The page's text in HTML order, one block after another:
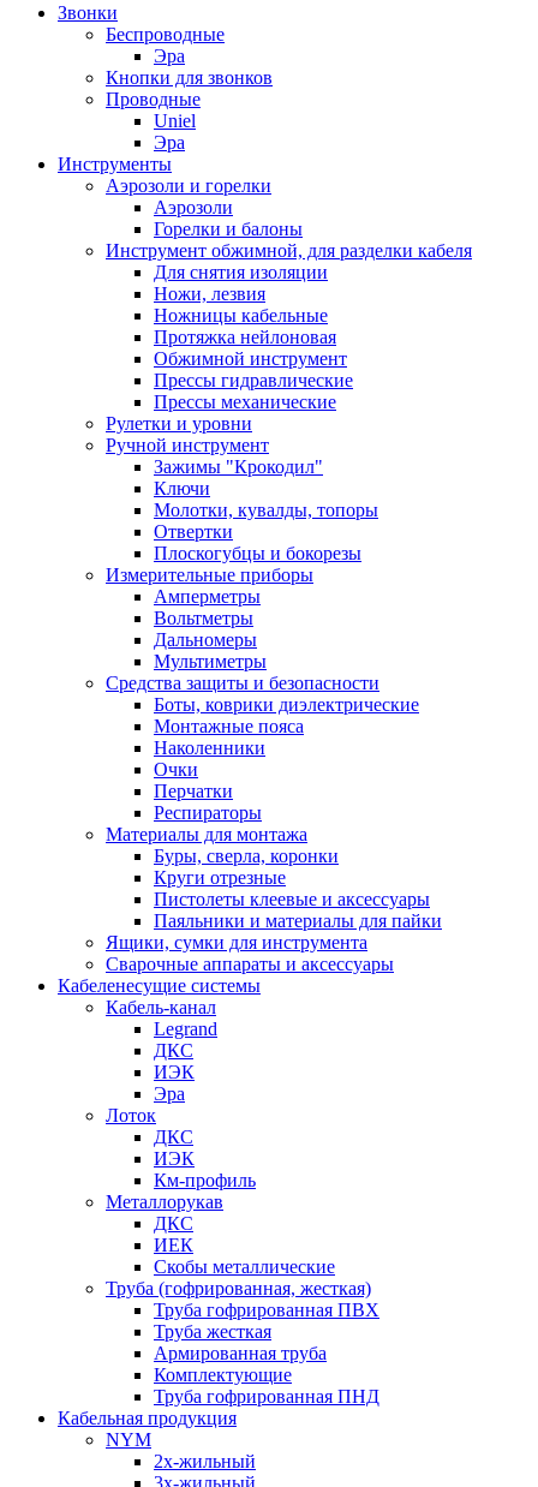
Звонки
Беспроводные
Эра
Кнопки для звонков
Проводные
Uniel
Эра
Инструменты
Аэрозоли и горелки
Аэрозоли
Горелки и балоны
Инструмент обжимной, для разделки кабеля
Для снятия изоляции
Ножи, лезвия
Ножницы кабельные
Протяжка нейлоновая
Обжимной инструмент
Прессы гидравлические
Прессы механические
Рулетки и уровни
Ручной инструмент
Зажимы "Крокодил"
Ключи
Молотки, кувалды, топоры
Отвертки
Плоскогубцы и бокорезы
Измерительные приборы
Амперметры
Вольтметры
Дальномеры
Мультиметры
Средства защиты и безопасности
Боты, коврики диэлектрические
Монтажные пояса
Наколенники
Очки
Перчатки
Респираторы
Материалы для монтажа
Буры, сверла, коронки
Круги отрезные
Пистолеты клеевые и аксессуары
Паяльники и материалы для пайки
Ящики, сумки для инструмента
Сварочные аппараты и аксессуары
Кабеленесущие системы
Кабель-канал
Legrand
ДКС
ИЭК
Эра
Лоток
ДКС
ИЭК
Км-профиль
Металлорукав
ДКС
ИЕК
Скобы металлические
Труба (гофрированная, жесткая)
Труба гофрированная ПВХ
Труба жесткая
Армированная труба
Комплектующие
Труба гофрированная ПНД
Кабельная продукция
NYM
2х-жильный
3х-жильный